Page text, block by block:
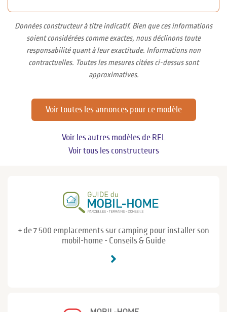
Données constructeur à titre indicatif. Bien que ces informations
soient considérées comme exactes, nous déclinons toute
responsabilité quant à leur exactitude. Informations non
contractuelles. Toutes les mesures citées ci-dessus sont
approximatives.
Voir toutes les annonces pour ce modèle
Voir les autres modèles de REL
Voir tous les constructeurs
+ de 7 500 emplacements sur camping pour installer son
mobil-home - Conseils & Guide